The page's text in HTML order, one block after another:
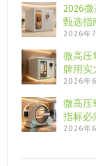
2026
甄选指
2026年
微高压
牌用实
2026年
微高压
指标必
2026年